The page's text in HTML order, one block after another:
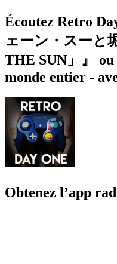
Écoutez Retro
ェーン・スーと
THE SUN」』 ou
monde entier -
Obtenez l’app